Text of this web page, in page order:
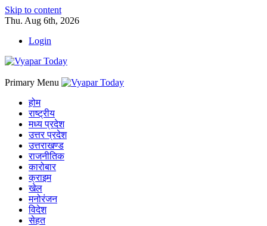
Skip to content
Thu. Aug 6th, 2026
Login
Primary Menu
होम
राष्ट्रीय
मध्य प्रदेश
उत्तर प्रदेश
उत्तराखण्ड
राजनीतिक
कारोबार
क्राइम
खेल
मनोरंजन
विदेश
सेहत